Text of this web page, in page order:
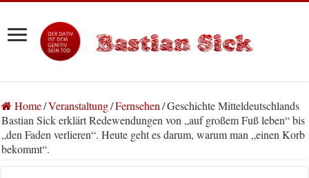
Home/Veranstaltung/Fernsehen/Geschichte Mitteldeutschlands
Bastian Sick erklärt Redewendungen von „auf großem Fuß leben“ bis
„den Faden verlieren“. Heute geht es darum, warum man „einen Korb
bekommt“.